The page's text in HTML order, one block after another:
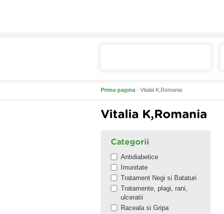
Prima pagina - Vitalia K,Romania
Vitalia K,Romania
Categorii
Antidiabetice
Imunitate
Tratament Negi si Bataturi
Tratamente, plagi, rani,
ulceratii
Raceala si Gripa